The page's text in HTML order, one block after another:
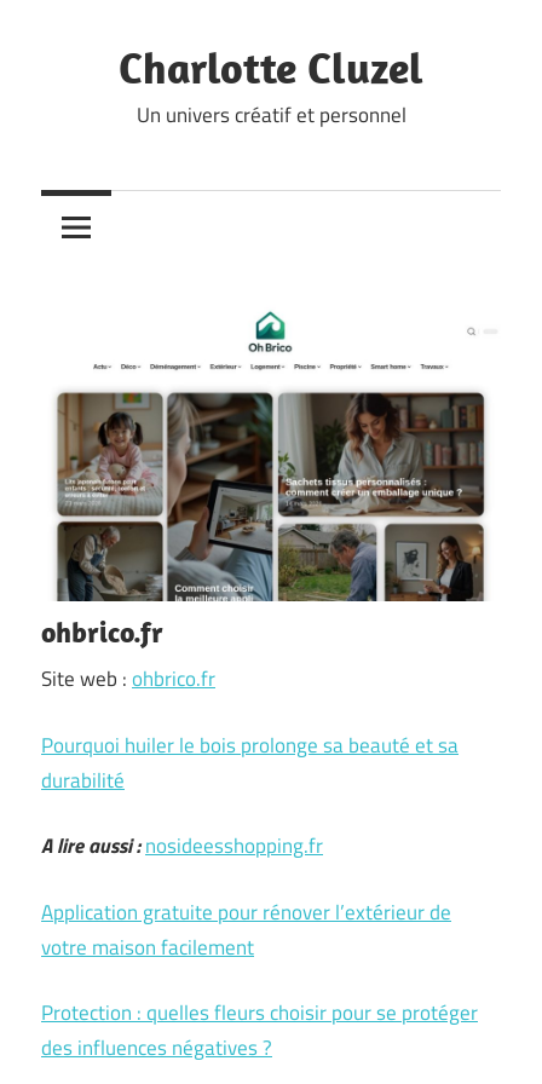
Charlotte Cluzel
Un univers créatif et personnel
ohbrico.fr
Site web :ohbrico.fr
Pourquoi huiler le bois prolonge sa beauté et sa
durabilité
A lire aussi :nosideesshopping.fr
Application gratuite pour rénover l’extérieur de
votre maison facilement
Protection : quelles fleurs choisir pour se protéger
des influences négatives ?